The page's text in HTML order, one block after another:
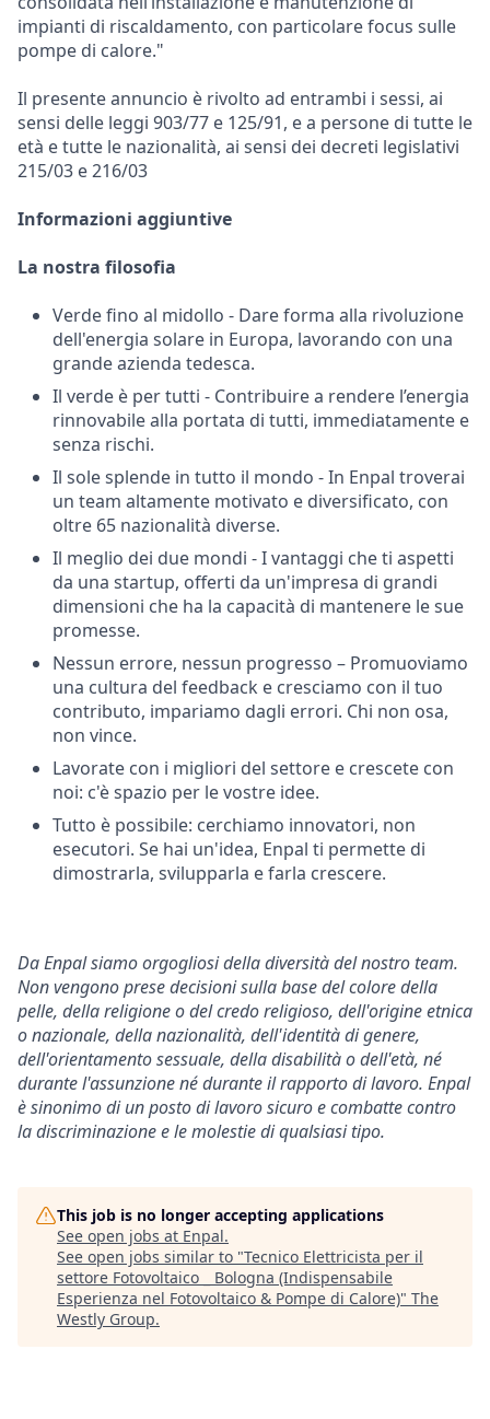
impianti di riscaldamento, con particolare focus sulle
pompe di calore."
Il presente annuncio è rivolto ad entrambi i sessi, ai
sensi delle leggi 903/77 e 125/91, e a persone di tutte le
età e tutte le nazionalità, ai sensi dei decreti legislativi
215/03 e 216/03
Informazioni aggiuntive
La nostra filosofia
Verde fino al midollo - Dare forma alla rivoluzione
dell'energia solare in Europa, lavorando con una
grande azienda tedesca.
Il verde è per tutti - Contribuire a rendere l’energia
rinnovabile alla portata di tutti, immediatamente e
senza rischi.
Il sole splende in tutto il mondo - In Enpal troverai
un team altamente motivato e diversificato, con
oltre 65 nazionalità diverse.
Il meglio dei due mondi - I vantaggi che ti aspetti
da una startup, offerti da un'impresa di grandi
dimensioni che ha la capacità di mantenere le sue
promesse.
Nessun errore, nessun progresso – Promuoviamo
una cultura del feedback e cresciamo con il tuo
contributo, impariamo dagli errori. Chi non osa,
non vince.
Lavorate con i migliori del settore e crescete con
noi: c'è spazio per le vostre idee.
Tutto è possibile: cerchiamo innovatori, non
esecutori. Se hai un'idea, Enpal ti permette di
dimostrarla, svilupparla e farla crescere.
Da Enpal siamo orgogliosi della diversità del nostro team.
Non vengono prese decisioni sulla base del colore della
pelle, della religione o del credo religioso, dell'origine etnica
o nazionale, della nazionalità, dell'identità di genere,
dell'orientamento sessuale, della disabilità o dell'età, né
durante l'assunzione né durante il rapporto di lavoro. Enpal
è sinonimo di un posto di lavoro sicuro e combatte contro
la discriminazione e le molestie di qualsiasi tipo.
This job is no longer accepting applications
See open jobs at Enpal.
See open jobs similar to "Tecnico Elettricista per il
settore Fotovoltaico _ Bologna (Indispensabile
Esperienza nel Fotovoltaico & Pompe di Calore)" The
Westly Group.